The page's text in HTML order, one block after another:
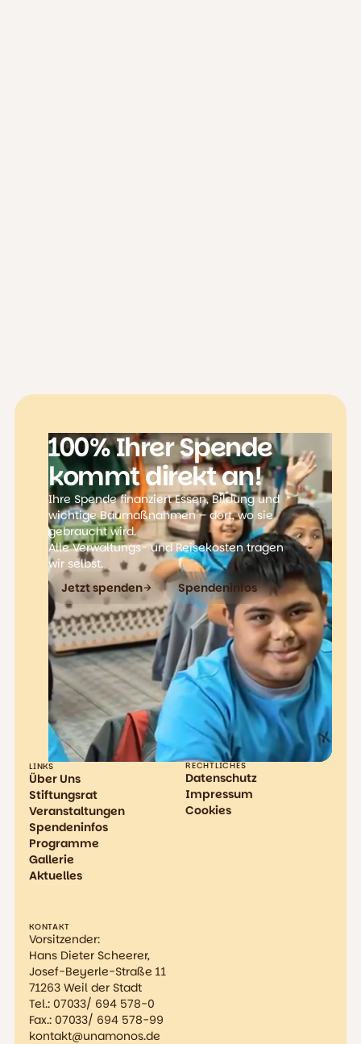
100% Ihrer Spende
kommt direkt an!
Ihre Spende finanziert Essen, Bildung und
wichtige Baumaßnahmen – dort, wo sie
gebraucht wird.
Alle Verwaltungs- und Reisekosten tragen
wir selbst.
Jetzt spenden
Spendeninfos
KONTAKT
Vorsitzender:
Hans Dieter Scheerer,
Josef-Beyerle-Straße 11
71263 Weil der Stadt
Tel.: 07033/ 694 578-0
Fax.: 07033/ 694 578-99
kontakt@unamonos.de
LINKS
Über Uns
Stiftungsrat
Veranstaltungen
Spendeninfos
Programme
Gallerie
Aktuelles
RECHTLICHES
Datenschutz
Impressum
Cookies